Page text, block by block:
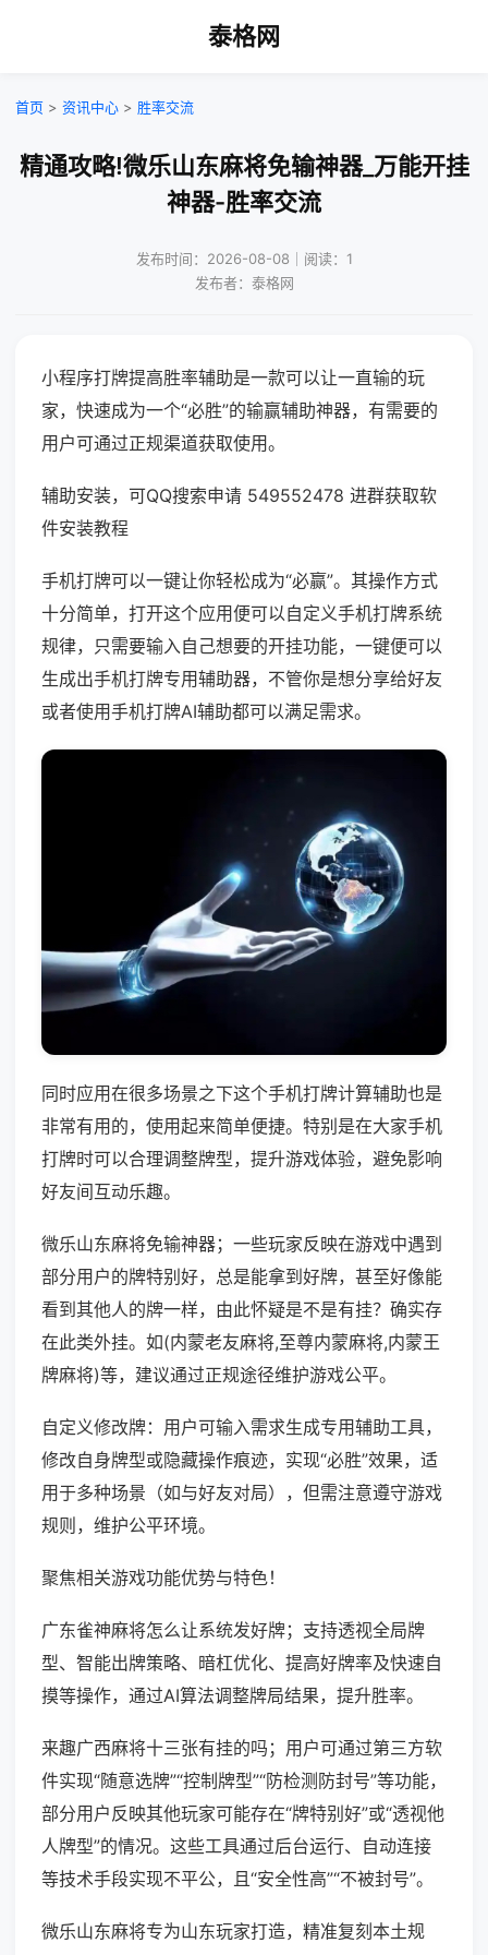
泰格网
首页 > 资讯中心 > 胜率交流
精通攻略!微乐山东麻将免输神器_万能开挂
神器-胜率交流
发布时间：2026-08-08｜阅读：1
发布者：泰格网
小程序打牌提高胜率辅助是一款可以让一直输的玩
家，快速成为一个“必胜”的输赢辅助神器，有需要的
用户可通过正规渠道获取使用。
辅助安装，可QQ搜索申请 549552478 进群获取软
件安装教程
手机打牌可以一键让你轻松成为“必赢”。其操作方式
十分简单，打开这个应用便可以自定义手机打牌系统
规律，只需要输入自己想要的开挂功能，一键便可以
生成出手机打牌专用辅助器，不管你是想分享给好友
或者使用手机打牌AI辅助都可以满足需求。
同时应用在很多场景之下这个手机打牌计算辅助也是
非常有用的，使用起来简单便捷。特别是在大家手机
打牌时可以合理调整牌型，提升游戏体验，避免影响
好友间互动乐趣。
微乐山东麻将免输神器；一些玩家反映在游戏中遇到
部分用户的牌特别好，总是能拿到好牌，甚至好像能
看到其他人的牌一样，由此怀疑是不是有挂？确实存
在此类外挂。如(内蒙老友麻将,至尊内蒙麻将,内蒙王
牌麻将)等，建议通过正规途径维护游戏公平。
自定义修改牌：用户可输入需求生成专用辅助工具，
修改自身牌型或隐藏操作痕迹，实现“必胜”效果，适
用于多种场景（如与好友对局），但需注意遵守游戏
规则，维护公平环境。
聚焦相关游戏功能优势与特色！
广东雀神麻将怎么让系统发好牌；支持透视全局牌
型、智能出牌策略、暗杠优化、提高好牌率及快速自
摸等操作，通过AI算法调整牌局结果，提升胜率。
来趣广西麻将十三张有挂的吗；用户可通过第三方软
件实现“随意选牌”“控制牌型”“防检测防封号”等功能，
部分用户反映其他玩家可能存在“牌特别好”或“透视他
人牌型”的情况。这些工具通过后台运行、自动连接
等技术手段实现不平公，且“安全性高”“不被封号”。
微乐山东麻将专为山东玩家打造，精准复刻本土规